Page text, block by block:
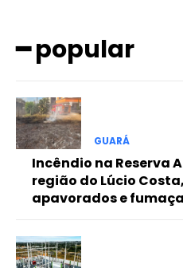
━
Free
Included for free:
Praesent euismod ac
Ut mollis pellentesque
━ popular
GUARÁ
Incêndio na Reserva
região do Lúcio
apavorados e